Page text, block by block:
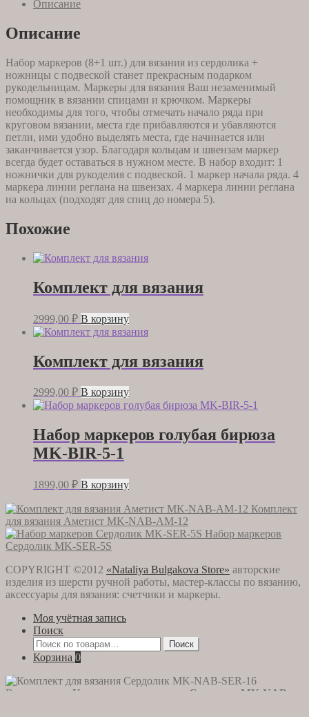
NAB-
SER-
Описание
Описание
Набор маркеров (8+1 шт.) для вязания из сердолика +
ножницы с подвеской станет прекрасным подарком
рукодельницам. Маркеры для вязания Ваш незаменимый
помощник в вязании спицами и крючком. Маркеры
необходимы для того, чтобы отмечать начало ряда при
круговом вязании, места где прибавляются и убавляются
петли, ими удобно выделять места, где начинается или
заканчивается узор. Благодаря кольцам и швензам маркер
всегда будет оставаться в нужном месте. В набор входит: 1
ножнички для рукоделия с подвеской. 1 маркер начала ряда. 4
маркера линии реглана на швензах. 4 маркера линии реглана
на кольцах (подходят для спиц до номера 5).
Похожие
Комплект для вязания
2999,00 ₽ В корзину
Комплект для вязания
2999,00 ₽ В корзину
Набор маркеров голубая бирюза
MK-BIR-5-1
1899,00 ₽ В корзину
Комплект
для вязания Аметист MK-NAB-AM-12
Набор маркеров
Сердолик MK-SER-5S
COPYRIGHT ©2012 «Nataliya Bulgakova Store» авторские
изделия из шерсти ручной работы, мастер-классы по вязанию,
аксессуары для вязания: счетчики и маркеры.
Моя учётная запись
Поиск
Искать:
Поиск
Корзина 0
Вы смотрите: Комплект для вязания Сердолик MK-NAB-